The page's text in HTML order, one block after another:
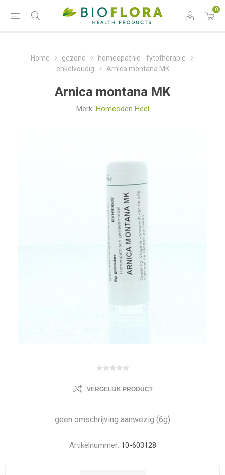
0
Home gezond
homeopathie - fytotherapie
enkelvoudig
Arnica montana MK
Arnica montana MK
Merk: Homeoden Heel
VERGELIJK PRODUCT
geen omschrijving aanwezig (6g)
Artikelnummer: 10-603128